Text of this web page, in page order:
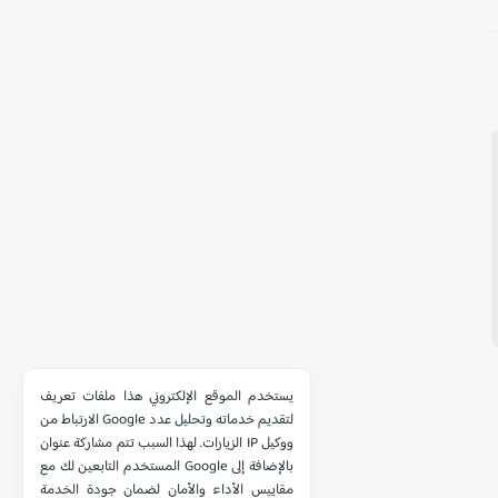
يستخدم الموقع الإلكتروني هذا ملفات تعريف
الارتباط من Google لتقديم خدماته وتحليل عدد
الزيارات. لهذا السبب تتم مشاركة عنوان IP ووكيل
المستخدم التابعين لك مع Google بالإضافة إلى
مقاييس الأداء والأمان لضمان جودة الخدمة